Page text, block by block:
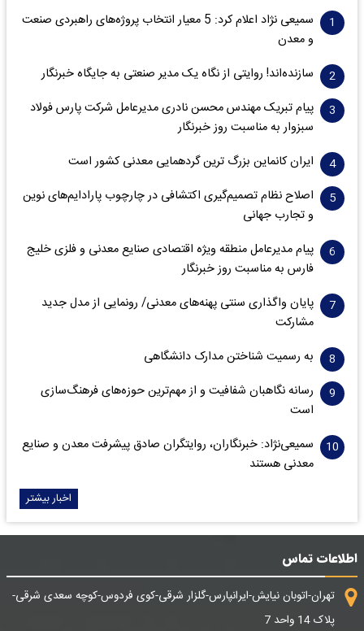
سمیعی‌ نژاد اعلام کرد: 5 معیار انتخاب پروژه‌های راهبردی صنعت
و معدن
سازنده‌اند! روایتی از نگاه یک مدیر صنعتی به جایگاه خبرنگار
پیام تبریک مهندس محسن نادری مدیرعامل شرکت پارس فولاد
سبزوار به مناسبت روز خبرنگار
ایران کانماین بزرگ ترین گردهمایی معدنی کشور است
اصلاح نظام تصمیم‌گیری اکتشافی در چارچوب پارادایم‌های نوین
و تجارب جهانی
پیام مدیرعامل منطقه ویژه اقتصادی صنایع معدنی و فلزی خلیج
فارس به مناسبت روز خبرنگار‌
پایان واگذاری‌ سنتی پهنه‌های معدنی/ رونمایی از مدل جدید
مشارکت
به رسمیت شناختن مدارک دانشگاهی
رسانه نگاهبان شفافیت و از مهم‌ترین حوزه‌های فرهنگ‌سازی
است
سمیعی‌نژاد: خبرنگاران، روایتگران صادق پیشرفت معدن و صنایع
معدنی هستند
اخبار بیشتر
اطلاعات تماس
تهران-اتوبان نیایش-ایرانپارس-گلزار شرقی-کوی فردوس-کوچه سعدی شرقی-
پلاک 14 واحد 7